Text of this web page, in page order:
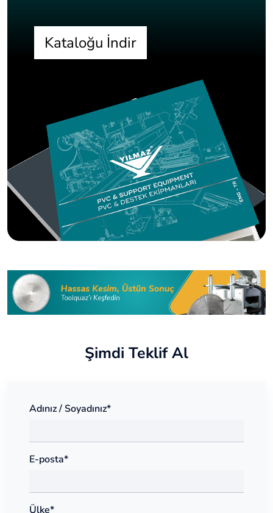
Kataloğu İndir
Şimdi Teklif Al
Adınız / Soyadınız*
E-posta*
Ülke*